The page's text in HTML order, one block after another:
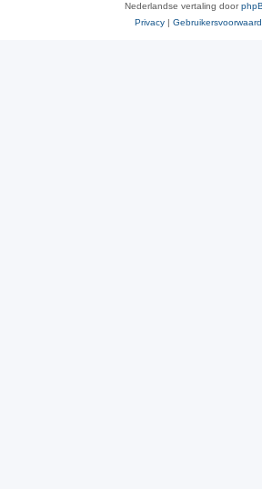
Nederlandse vertaling door
Privacy |